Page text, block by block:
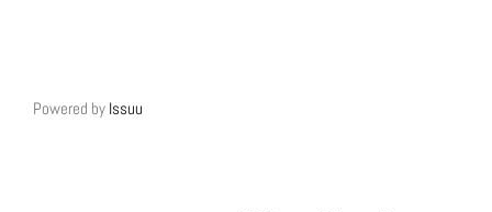
Powered by Issuu